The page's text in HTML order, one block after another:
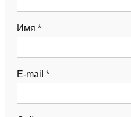
Имя *
E-mail *